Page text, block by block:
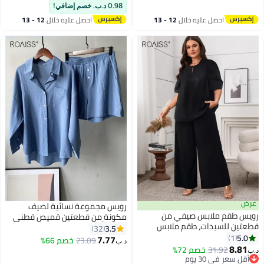
احصل عليه خلال 12 - 13
اغسطس
0.98 د.ب. خصم إضافي!
احصل عليه خلال 12 - 13
اغسطس
عرض
رويس طقم ملابس صيفي من
قطعتين للسيدات، طقم ملابس
منزلية ناعم يتألف من تي شيرت
بأكمام قصيرة وسروال بخصر
مطاطي، طقم مكون من بلوزة
5.0
1
د.ب‏8.81
31.92خصم 72%
أقل سعر في 30 يوم
رويس مجموعة نسائية لصيف
مكونة من قطعتين قميص قطني
من الكَتَّان بلون سادة وياقة ذات
طيات شورت عالي الخصر بنفس
اللون مجموعة تتكون من قميص
3.5
32
د.ب‏7.77
23.09خصم 66%